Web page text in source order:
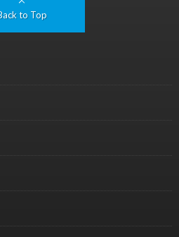
to Top